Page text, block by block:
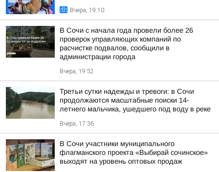
Вчера, 19:10
В Сочи с начала года провели более 26
проверок управляющих компаний по
расчистке подвалов, сообщили в
администрации города
Вчера, 19:52
Третьи сутки надежды и тревоги: в Сочи
продолжаются масштабные поиски 14-
летнего мальчика, ушедшего под воду в реке
Вчера, 17:36
В Сочи участники муниципального
флагманского проекта «Выбирай сочинское»
выходят на уровень оптовых продаж